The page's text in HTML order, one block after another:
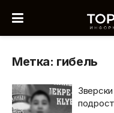
Метка: гибель